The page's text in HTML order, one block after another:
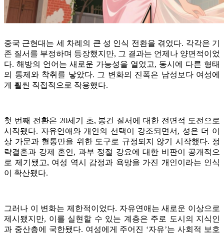
중국 근현대는 세 차례의 큰 성 인식 전환을 겪었다. 각각은 기
존 질서를 부정하며 등장했지만, 그 결과는 언제나 양면적이었
다. 해방의 언어는 새로운 가능성을 열었고, 동시에 다른 형태
의 통제와 착취를 낳았다. 그 변화의 진폭은 남성보다 여성에
게 훨씬 직접적으로 작용했다.
첫 번째 전환은 20세기 초, 봉건 질서에 대한 전면적 도전으로
시작됐다. 자유연애와 개인의 선택이 강조되면서, 성은 더 이
상 가문과 혈통만을 위한 도구로 규정되지 않기 시작했다. 정
략결혼과 강제 혼인, 과부 정절 강요에 대한 비판이 공개적으
로 제기됐고, 여성 역시 감정과 욕망을 가진 개인이라는 인식
이 확산됐다.
그러나 이 변화는 제한적이었다. 자유연애는 새로운 이상으로
제시됐지만, 이를 실현할 수 있는 계층은 주로 도시의 지식인
과 중산층에 국한됐다. 여성에게 주어진 ‘자유’는 사회적 보호